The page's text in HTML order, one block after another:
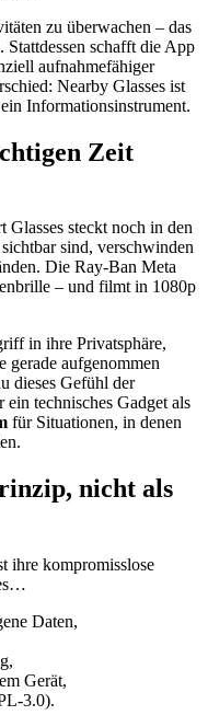
zu überwachen – das
schafft die App
aufnahmefähiger
Nearby Glasses ist
Informationsinstrument.
Zeit
Glasses steckt noch in den
sind, verschwinden
Die Ray‑Ban Meta
– und filmt in 1080p
in ihre Privatsphäre,
gerade aufgenommen
dieses Gefühl der
technisches Gadget als
für Situationen, in denen
nicht als
ihre kompromisslose
Daten,
Gerät,